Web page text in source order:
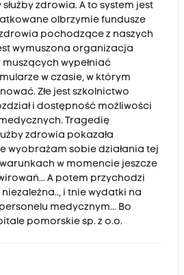
zdrowia. A to system jest
olbrzymie fundusze
pochodzące z naszych
wymuszona organizacja
wypełniać
w czasie, w którym
Złe jest szkolnictwo
i dostępność możliwości
Tragedię
zdrowia pokazała
wyobrażam sobie działania tej
warunkach w momencie jeszcze
A potem przychodzi
i tnie wydatki na
medycznym... Bo
pomorskie sp. z o.o.